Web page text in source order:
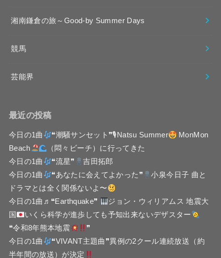
湘南鎌倉の旅～Good-by Summer Days
競馬
芸能界
最近の投稿
今日の1曲 ❝潮騒サンセット❞🎙Natsu Summer
MonMon
Beach
（悶々ビーチ）に行ってきた
今日の1曲
❝流星❞
吉田拓郎
今日の1曲
❝あなたに会えてよかった❞
小泉今日子 曲と
ドラマとは全く関係ないよ〜
今日の1曲♬❝Earthquake❞
ジョン・ウィリアムス 地震大
国
いくら科学が進歩しても予知出来ないデザスター
❝令和8年熊本地震
❞
今日の1曲
❝VIVANT主題曲❞異例の2クール連続放送（約
半年間の放送）が決定